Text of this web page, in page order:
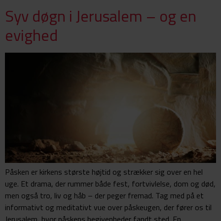
Syv døgn i Jerusalem – og en
evighed
Påsken er kirkens største højtid og strækker sig over en hel
uge. Et drama, der rummer både fest, fortvivlelse, dom og død,
men også tro, liv og håb – der peger fremad. Tag med på et
informativt og meditativt vue over påskeugen, der fører os til